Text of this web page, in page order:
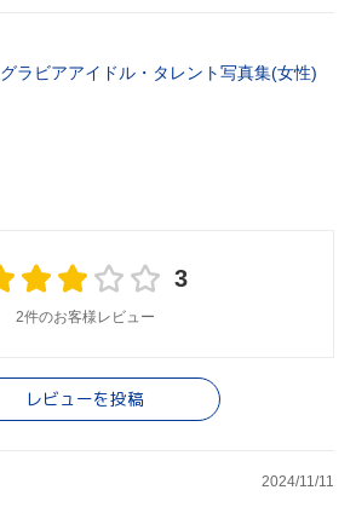
グラビアアイドル・タレント写真集(女性)
3
2件のお客様レビュー
レビューを投稿
2024/11/11